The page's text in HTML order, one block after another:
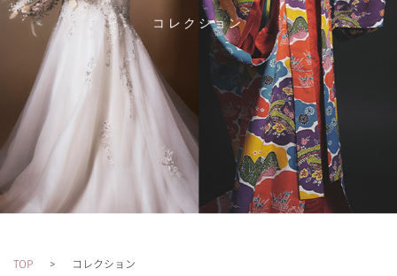
コレクション
TOP コレクション